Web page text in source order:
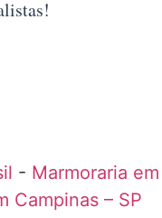
- Marmoraria em
Campinas – SP